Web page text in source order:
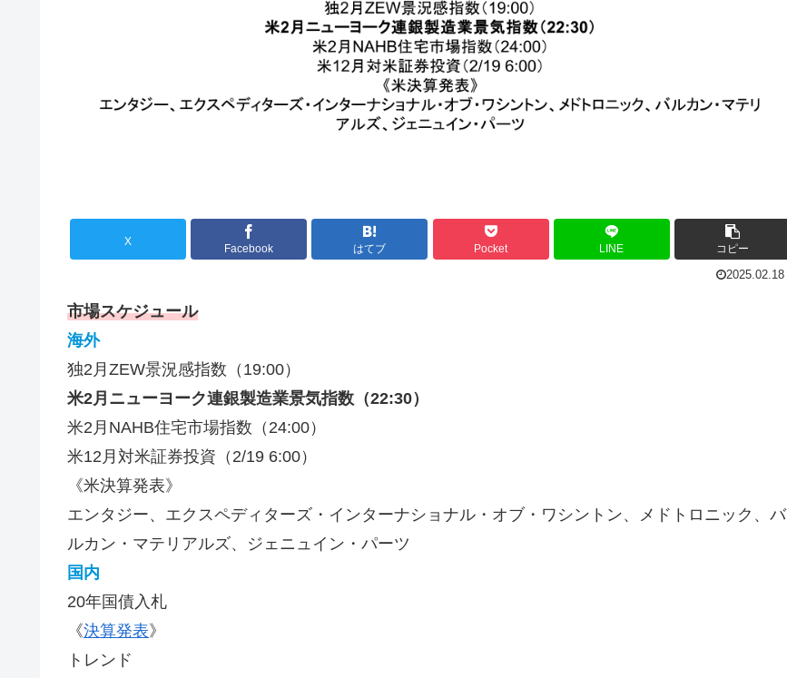
X
Facebook はてブ Pocket LINE コピー
2025.02.18
市場スケジュール
海外
独2月ZEW景況感指数（19:00）
米2月ニューヨーク連銀製造業景気指数（22:30）
米2月NAHB住宅市場指数（24:00）
米12月対米証券投資（2/19 6:00）
《米決算発表》
エンタジー、エクスペディターズ・インターナショナル・オブ・ワシントン、メドトロニック、バ
ルカン・マテリアルズ、ジェニュイン・パーツ
国内
20年国債入札
《決算発表》
トレンド